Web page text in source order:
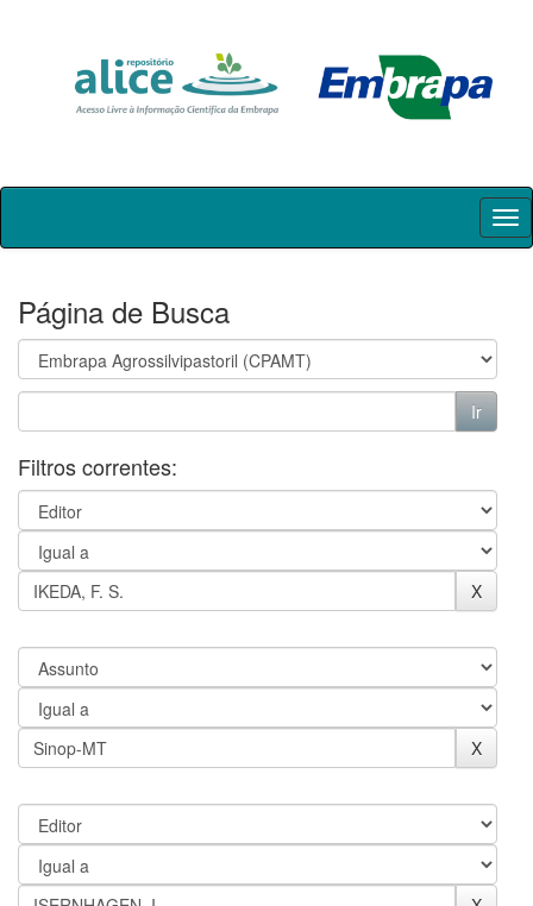
Skip
Página de Busca
Filtros correntes: